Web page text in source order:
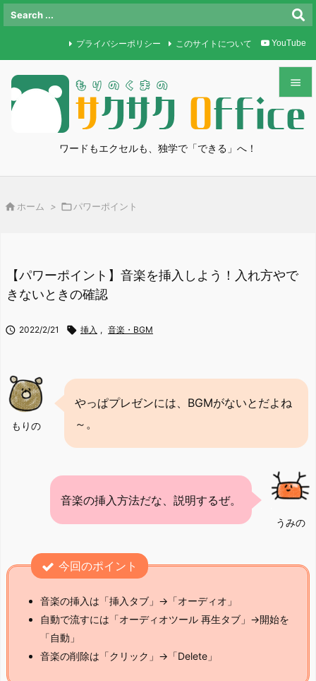
ワードもエクセルも、独学で「できる」へ！


メニュ
検索
プライバシーポリシー このサイトについて YouTube
 ホーム > パワーポイント
【パワーポイント】音楽を挿入しよう！入れ方やで
きないときの確認
 2022/2/21  挿入 , 音楽・BGM
もりの
やっぱプレゼンには、BGMがないとだよね
～。
うみの
音楽の挿入方法だな、説明するぜ。
今回のポイント
音楽の挿入は「挿入タブ」→「オーディオ」
自動で流すには「オーディオツール 再生タブ」→開始を
「自動」
音楽の削除は「クリック」→「Delete」